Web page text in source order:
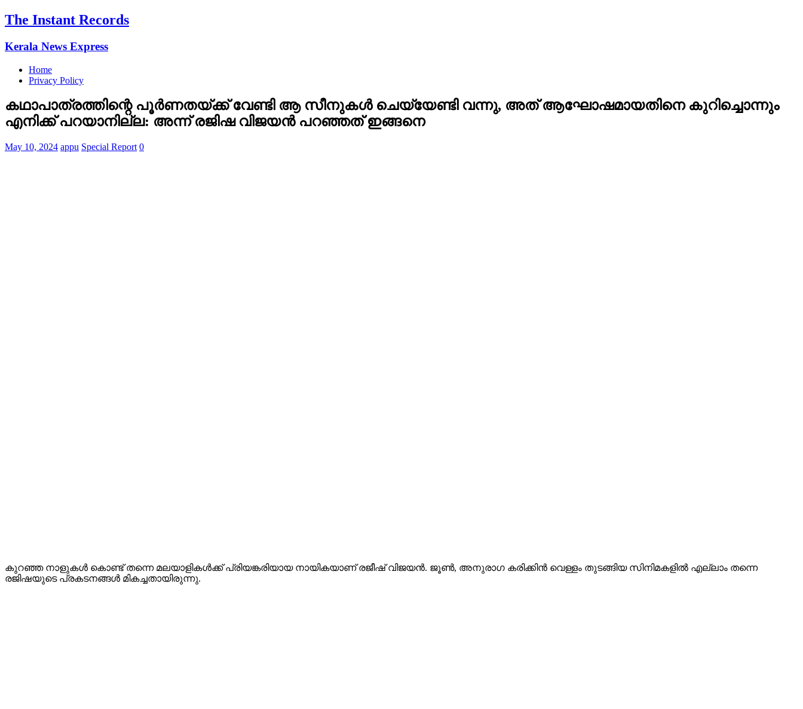
The Instant Records
Kerala News Express
Home
Privacy Policy
കഥാപാത്രത്തിന്റെ പൂര്‍ണതയ്ക്ക് വേണ്ടി ആ സീനുകൾ ചെയ്യേണ്ടി വന്നു, അത് ആഘോഷമായതിനെ കുറിച്ചൊന്നും
എനിക്ക് പറയാനില്ല: അന്ന് രജിഷ വിജയൻ പറഞ്ഞത് ഇങ്ങനെ
May 10, 2024 appu Special Report 0
കുറഞ്ഞ നാളുകൾ കൊണ്ട് തന്നെ മലയാളികൾക്ക് പ്രിയങ്കരിയായ നായികയാണ് രജീഷ് വിജയൻ. ജൂൺ, അനുരാഗ കരിക്കിൻ വെള്ളം തുടങ്ങിയ സിനിമകളിൽ എല്ലാം തന്നെ
രജിഷയുടെ പ്രകടനങ്ങൾ മികച്ചതായിരുന്നു.